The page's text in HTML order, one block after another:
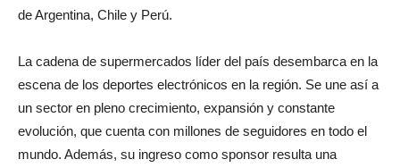
de Argentina, Chile y Perú.
La cadena de supermercados líder del país desembarca en la
escena de los deportes electrónicos en la región. Se une así a
un sector en pleno crecimiento, expansión y constante
evolución, que cuenta con millones de seguidores en todo el
mundo. Además, su ingreso como sponsor resulta una